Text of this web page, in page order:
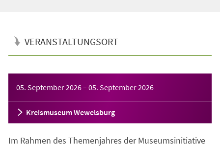
VERANSTALTUNGSORT
05. September 2026– 05. September 2026
Kreismuseum Wewelsburg
Im Rahmen des Themenjahres der Museumsinitiative